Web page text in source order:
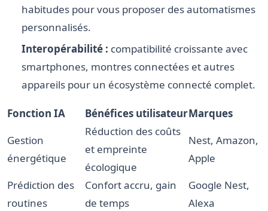
habitudes pour vous proposer des automatismes
personnalisés.
Interopérabilité : compatibilité croissante avec
smartphones, montres connectées et autres
appareils pour un écosystème connecté complet.
Fonction IA Bénéfices utilisateurMarques
Gestion
énergétique
Réduction des coûts
et empreinte
écologique
Nest, Amazon,
Apple
Prédiction des
routines
Confort accru, gain
de temps
Google Nest,
Alexa